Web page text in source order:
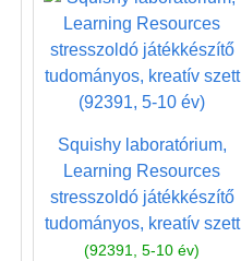
Squishy laboratórium,
Learning Resources
stresszoldó játékkészítő
tudományos, kreatív szett
(92391, 5-10 év)